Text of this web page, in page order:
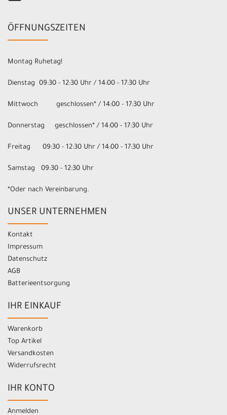
ÖFFNUNGSZEITEN
Montag Ruhetag!
Dienstag 09:30 - 12:30 Uhr / 14:00 - 17:30 Uhr
Mittwoch geschlossen* / 14:00 - 17:30 Uhr
Donnerstag geschlossen* / 14:00 - 17:30 Uhr
Freitag 09:30 - 12:30 Uhr / 14:00 - 17:30 Uhr
Samstag 09:30 - 12:30 Uhr
*Oder nach Vereinbarung.
UNSER UNTERNEHMEN
Kontakt
Impressum
Datenschutz
AGB
Batterieentsorgung
IHR EINKAUF
Warenkorb
Top Artikel
Versandkosten
Widerrufsrecht
IHR KONTO
Anmelden